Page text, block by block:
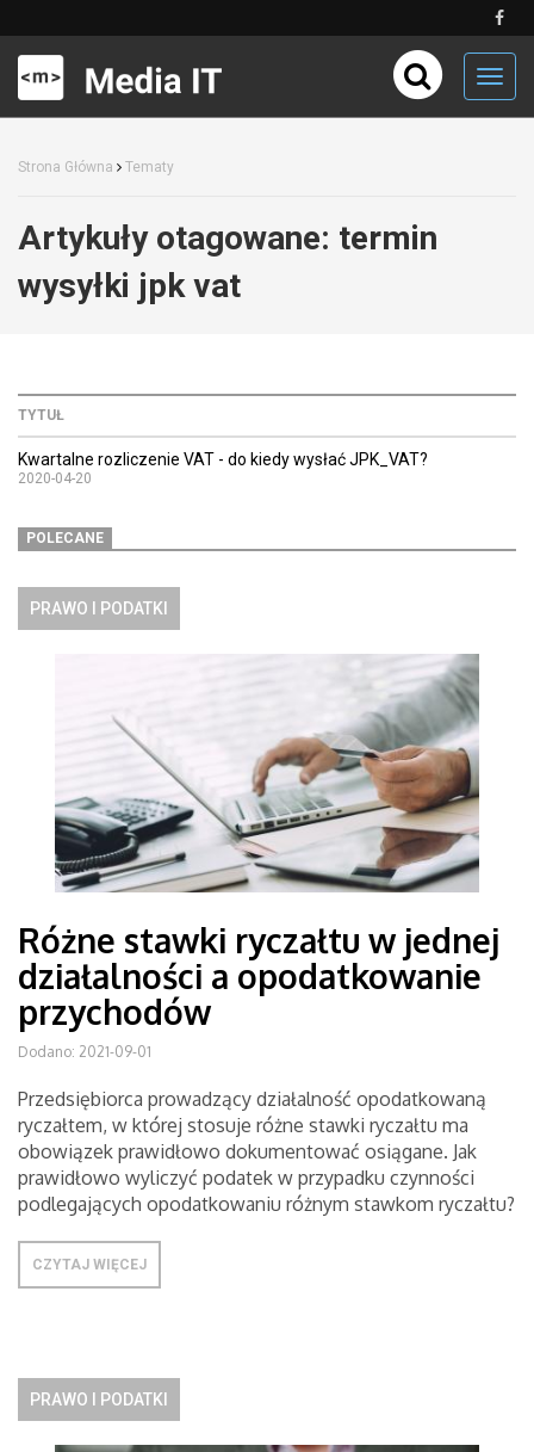
Strona Główna Tematy
Artykuły otagowane: termin
wysyłki jpk vat
TYTUŁ
Kwartalne rozliczenie VAT - do kiedy wysłać JPK_VAT?
2020-04-20
POLECANE
PRAWO I PODATKI
Różne stawki ryczałtu w jednej
działalności a opodatkowanie
przychodów
Dodano: 2021-09-01
Przedsiębiorca prowadzący działalność opodatkowaną
ryczałtem, w której stosuje różne stawki ryczałtu ma
obowiązek prawidłowo dokumentować osiągane. Jak
prawidłowo wyliczyć podatek w przypadku czynności
podlegających opodatkowaniu różnym stawkom ryczałtu?
CZYTAJ WIĘCEJ
PRAWO I PODATKI